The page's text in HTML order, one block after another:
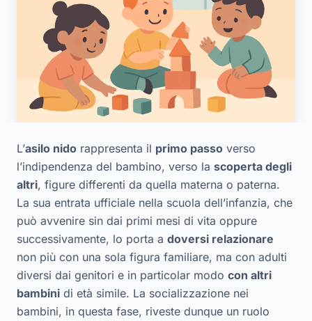
L’asilo nido rappresenta il primo passo verso
l’indipendenza del bambino, verso la scoperta degli
altri, figure differenti da quella materna o paterna.
La sua entrata ufficiale nella scuola dell’infanzia, che
può avvenire sin dai primi mesi di vita oppure
successivamente, lo porta a doversi relazionare
non più con una sola figura familiare, ma con adulti
diversi dai genitori e in particolar modo con altri
bambini di età simile. La socializzazione nei
bambini, in questa fase, riveste dunque un ruolo